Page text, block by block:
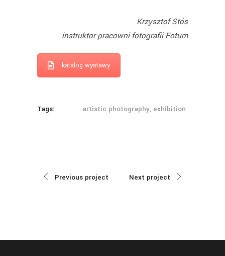
Krzysztof Stós
instruktor pracowni fotografii Fotum
katalog wystawy
Tags: artistic photography, exhibition
Previous project Next project